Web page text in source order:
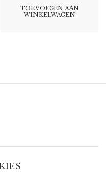
TOEVOEGEN AAN
WINKELWAGEN